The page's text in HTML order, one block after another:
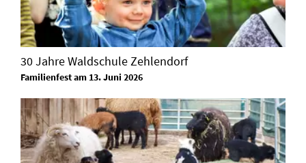
30 Jahre Waldschule Zehlendorf
Familienfest am 13. Juni 2026